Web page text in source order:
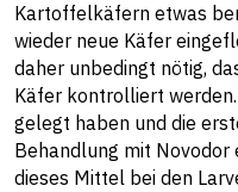
Kartoffelkäfern etwas
wieder neue Käfer
daher unbedingt nötig,
Käfer kontrolliert
gelegt haben und die
Behandlung mit
dieses Mittel bei den